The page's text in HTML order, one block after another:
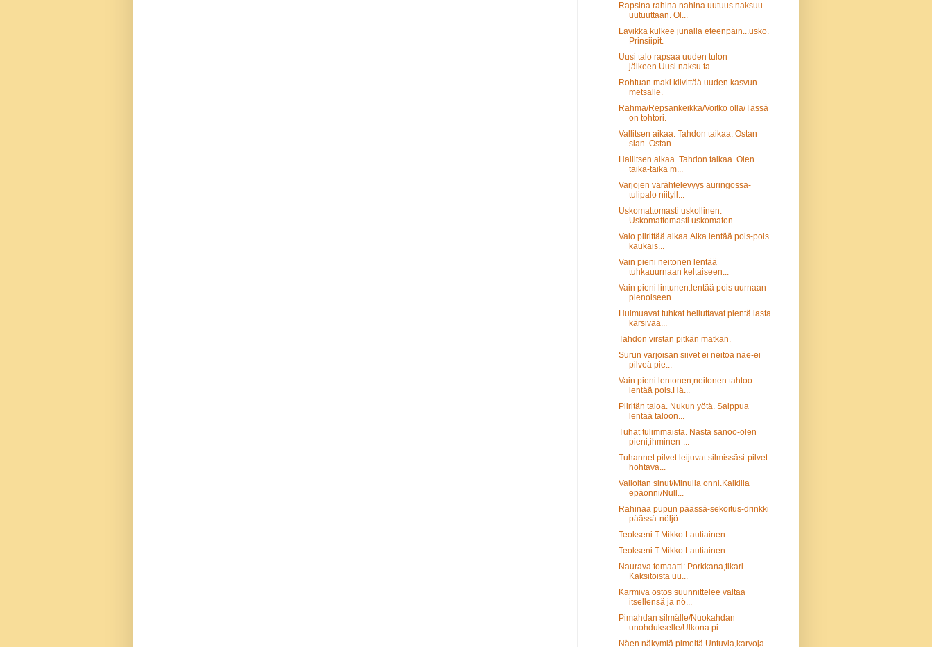
Rapsina rahina nahina uutuus naksuu
uutuuttaan. Ol...
Lavikka kulkee junalla eteenpäin...usko.
Prinsiipit.
Uusi talo rapsaa uuden tulon
jälkeen.Uusi naksu ta...
Rohtuan maki kiivittää uuden kasvun
metsälle.
Rahma/Repsankeikka/Voitko olla/Tässä
on tohtori.
Vallitsen aikaa. Tahdon taikaa. Ostan
sian. Ostan ...
Hallitsen aikaa. Tahdon taikaa. Olen
taika-taika m...
Varjojen värähtelevyys auringossa-
tulipalo niityll...
Uskomattomasti uskollinen.
Uskomattomasti uskomaton.
Valo piirittää aikaa.Aika lentää pois-pois
kaukais...
Vain pieni neitonen lentää
tuhkauurnaan keltaiseen...
Vain pieni lintunen:lentää pois uurnaan
pienoiseen.
Hulmuavat tuhkat heiluttavat pientä lasta
kärsivää...
Tahdon virstan pitkän matkan.
Surun varjoisan siivet ei neitoa näe-ei
pilveä pie...
Vain pieni lentonen,neitonen tahtoo
lentää pois.Hä...
Piiritän taloa. Nukun yötä. Saippua
lentää taloon...
Tuhat tulimmaista. Nasta sanoo-olen
pieni,ihminen-...
Tuhannet pilvet leijuvat silmissäsi-pilvet
hohtava...
Valloitan sinut/Minulla onni.Kaikilla
epäonni/Null...
Rahinaa pupun päässä-sekoitus-drinkki
päässä-nöljö...
Teokseni.T.Mikko Lautiainen.
Teokseni.T.Mikko Lautiainen.
Naurava tomaatti: Porkkana,tikari.
Kaksitoista uu...
Karmiva ostos suunnittelee valtaa
itsellensä ja nö...
Pimahdan silmälle/Nuokahdan
unohdukselle/Ulkona pi...
Näen näkymiä pimeitä.Untuvia,karvoja